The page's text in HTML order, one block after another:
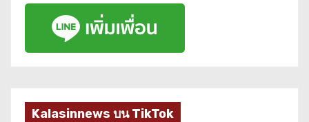
Kalasinnews บน TikTok